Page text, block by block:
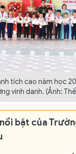
tích cao năm học
vinh danh. (Ảnh:
bật của